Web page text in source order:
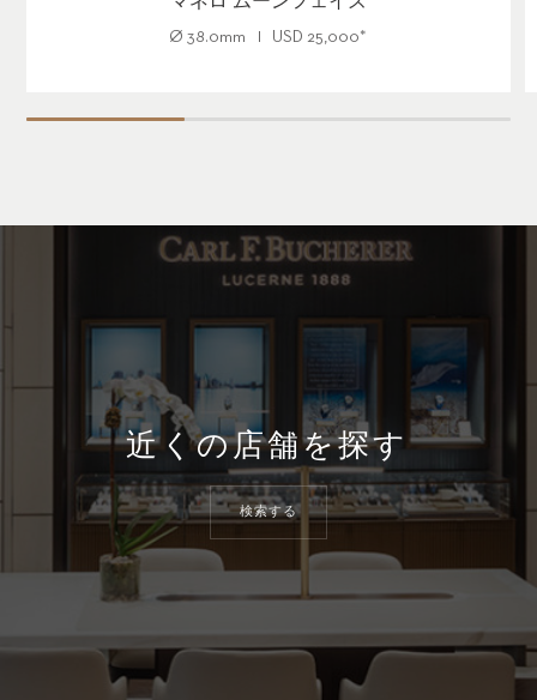
Ø 38.0mm USD 25,000*
近くの店舗を探す
検索する